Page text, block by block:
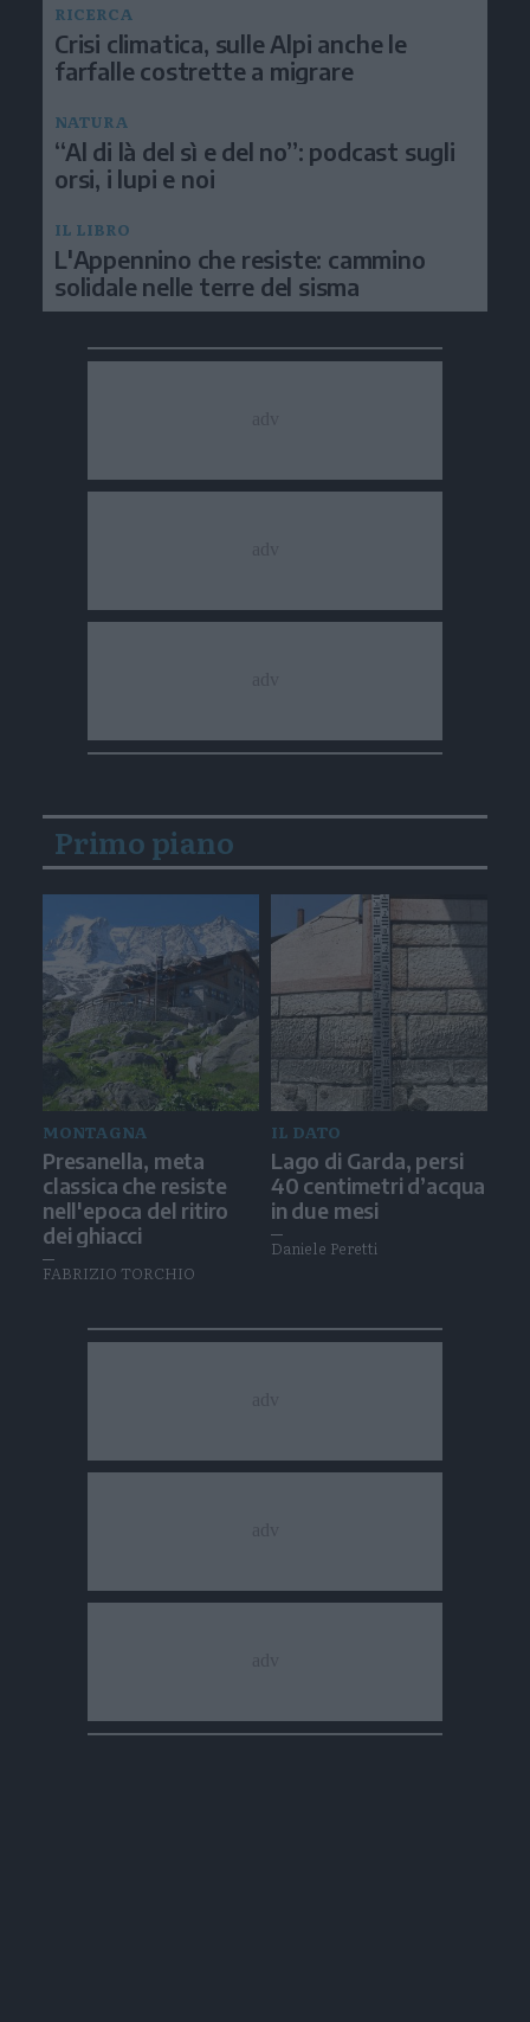
RICERCA
Crisi climatica, sulle Alpi anche le
farfalle costrette a migrare
NATURA
“Al di là del sì e del no”: podcast sugli
orsi, i lupi e noi
IL LIBRO
L'Appennino che resiste: cammino
solidale nelle terre del sisma
Primo piano
MONTAGNA
Presanella, meta
classica che resiste
nell'epoca del ritiro
dei ghiacci
FABRIZIO TORCHIO
IL DATO
Lago di Garda, persi
40 centimetri d’acqua
in due mesi
Daniele Peretti